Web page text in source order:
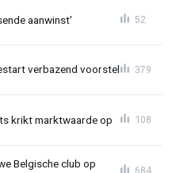
aanwinst' 52
verbazend voorstel 379
krikt marktwaarde op 108
Belgische club op
684